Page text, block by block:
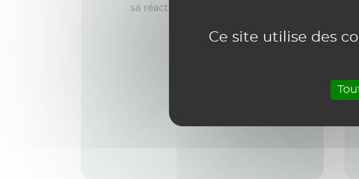
sa réactivité et sa gentillesse."
Ce site utilise des